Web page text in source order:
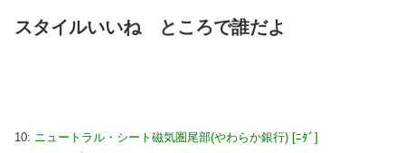
スタイルいいね ところで誰だよ
10: ニュートラル・シート磁気圏尾部(やわらか銀行) [ﾆﾀﾞ]